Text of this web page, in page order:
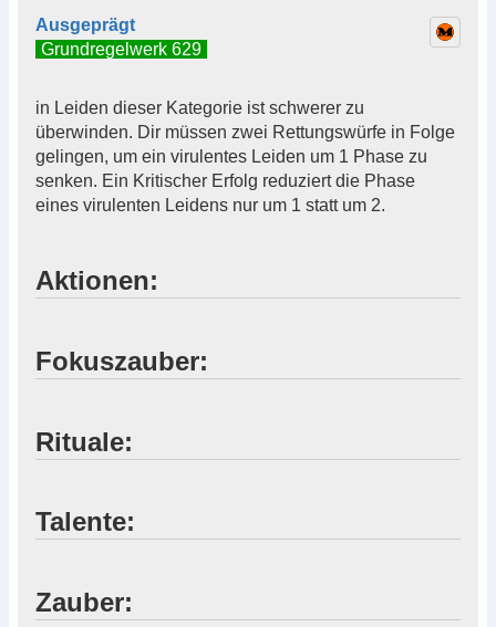
Ausgeprägt
Grundregelwerk 629
in Leiden dieser Kategorie ist schwerer zu
überwinden. Dir müssen zwei Rettungswürfe in Folge
gelingen, um ein virulentes Leiden um 1 Phase zu
senken. Ein Kritischer Erfolg reduziert die Phase
eines virulenten Leidens nur um 1 statt um 2.
Aktionen:
Fokuszauber:
Rituale:
Talente:
Zauber: